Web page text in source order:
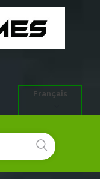
Français